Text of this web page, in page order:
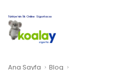
Türkiye’nin İlk Online Sigortacısı
Ana Sayfa
Blog